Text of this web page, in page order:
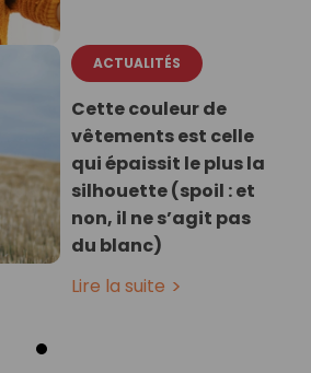
ACTUALITÉS
Cette couleur de
vêtements est celle
qui épaissit le plus la
silhouette (spoil : et
non, il ne s’agit pas
du blanc)
Lire la suite